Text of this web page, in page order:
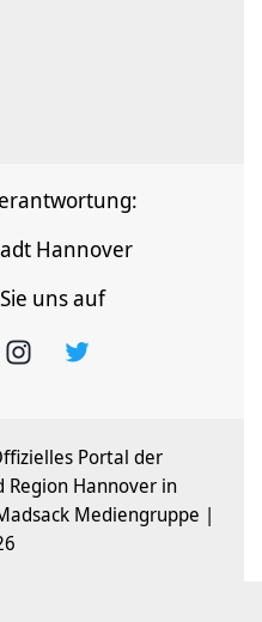
Hannover
uns auf
Portal der
Hannover in
Mediengruppe |